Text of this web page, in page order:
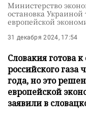
Министерство
остановка Украиной
европейской
31 декабря 2024, 17:54
Словакия готова
российского газа
года, но это
европейской
заявили в